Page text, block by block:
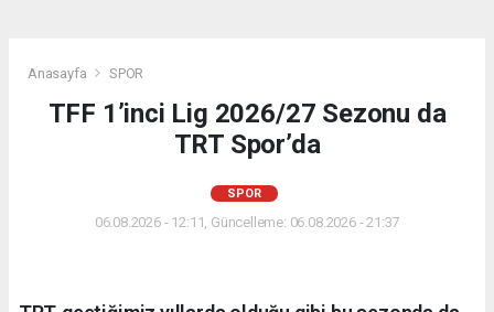
Anasayfa SPOR
TFF 1’inci Lig 2026/27 Sezonu da
TRT Spor’da
SPOR
06.08.2026 - 12:11, Güncelleme: 06.08.2026 - 21:37